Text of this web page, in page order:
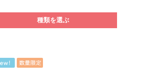
種類を選ぶ